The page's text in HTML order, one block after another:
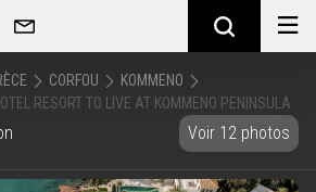
CORFOU
KOMMENO
RESORT TO LIVE AT KOMMENO PENINSULA
Voir 12 photos